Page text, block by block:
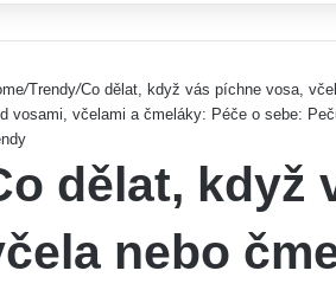
/Trendy/Co dělat, když vás píchne vosa,
vosami, včelami a čmeláky: Péče o sebe:
dělat, když
nebo